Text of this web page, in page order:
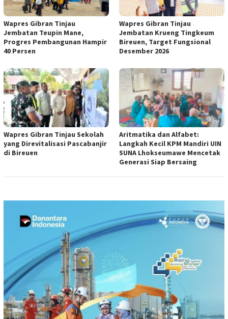
Wapres Gibran Tinjau
Jembatan Teupin Mane,
Progres Pembangunan Hampir
40 Persen
Wapres Gibran Tinjau
Jembatan Krueng Tingkeum
Bireuen, Target Fungsional
Desember 2026
Wapres Gibran Tinjau Sekolah
yang Direvitalisasi Pascabanjir
di Bireuen
Aritmatika dan Alfabet:
Langkah Kecil KPM Mandiri UIN
SUNA Lhokseumawe Mencetak
Generasi Siap Bersaing